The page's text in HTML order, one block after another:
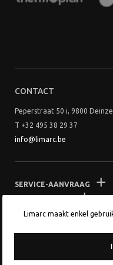
Limarc maakt enkel
CONTACT
Peperstraat 50 i, 9800 Deinze
T +32 495 38 29 37
info@limarc.be
SERVICE-AANVRAAG